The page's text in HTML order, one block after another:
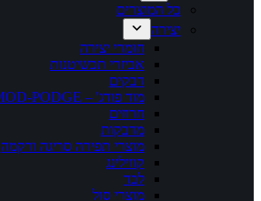
כל המוצרים
יצירה
חומרי יצירה
אביזרי תכשיטנות
דבקים
מוד פודג' – MOD-PODGE
חרוזים
מדבקות
מוצרי תפירה סריגה ורקמה
קווילינג
לבד
מוצרי סול